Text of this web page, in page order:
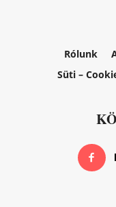
Rólunk
Süti –